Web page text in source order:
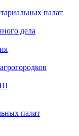
палат
дела
палат